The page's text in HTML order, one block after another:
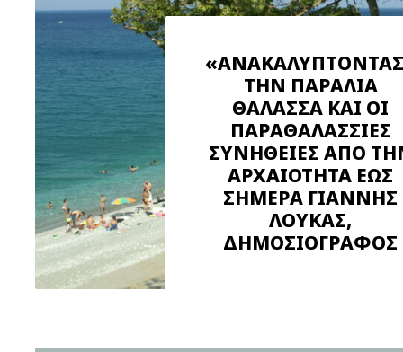
ΤΗΝ ΠΑΡΑΛΙΑ
ΘΑΛΑΣΣΑ ΚΑΙ ΟΙ
ΠΑΡΑΘΑΛΑΣΣΙΕΣ
ΣΥΝΗΘΕΙΕΣ ΑΠΟ
ΑΡΧΑΙΟΤΗΤΑ ΕΩΣ
ΣΗΜΕΡΑ ΓΙΑΝΝΗΣ
ΛΟΥΚΑΣ,
ΔΗΜΟΣΙΟΓΡΑΦΟΣ